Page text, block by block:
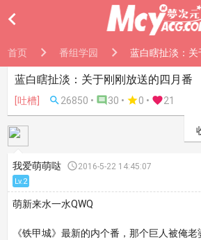

首页 番组学园 蓝白瞎扯淡：
蓝白瞎扯淡：关于刚刚放送的四月番
[吐槽]  26850 •  30 • 0 • 21
我爱萌萌哒 2016-5-22 14:45:07
Lv.2
萌新来水一水QWQ
《铁甲城》最新的内个番，那个巨人被俺